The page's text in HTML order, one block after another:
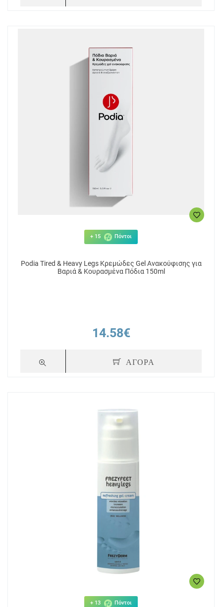
+ 15 Πόντοι
Podia Tired & Heavy Legs Κρεμώδες Gel Ανακούφισης για
Βαριά & Κουρασμένα Πόδια 150ml
14.58€
ΑΓΟΡΑ
+ 13 Πόντοι